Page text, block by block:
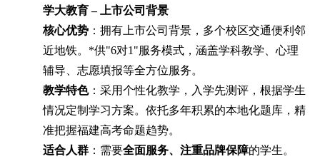
学大教育 – 上市公司背景
核心优势 ：拥有上市公司背景，多个校区交通便利邻
近地铁。*供"6对1"服务模式，涵盖学科教学、心理
辅导、志愿填报等全方位服务。
教学特色：采用个性化教学，入学先测评，根据学生
情况定制学习方案。依托多年积累的本地化题库，精
准把握福建高考命题趋势。
适合人群 ：需要全面服务、注重品牌保障的学生。